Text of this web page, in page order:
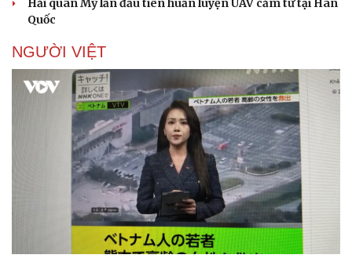
Hải quân Mỹ lần đầu tiên huấn luyện UAV cảm tử tại Hàn
Quốc
NGƯỜI VIỆT